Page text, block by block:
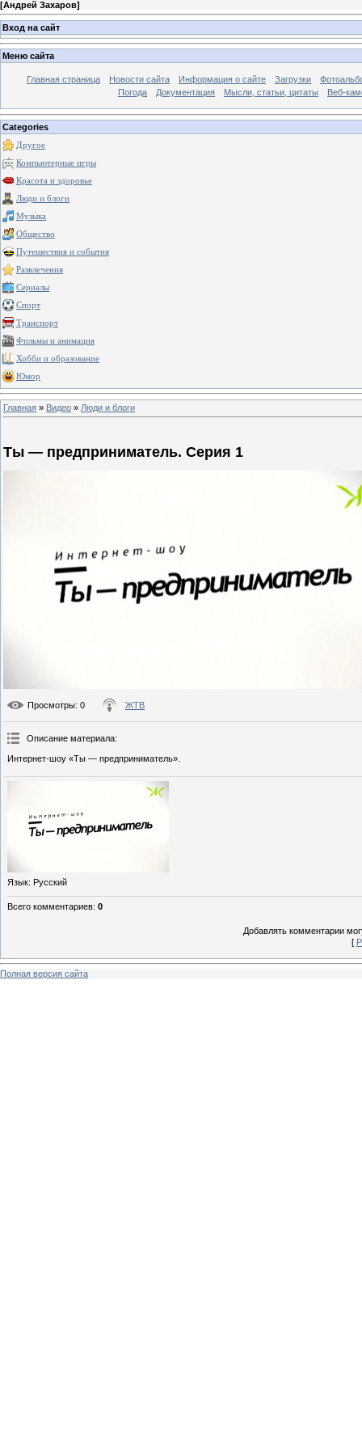
[Андрей Захаров]
Вход на сайт
Меню сайта
Главная страница Новости сайта Информация о сайте Загрузки
Погода
Документация Мысли, статьи, цитаты Веб-
Categories
Другое
Компьютерные игры
Красота и здоровье
Люди и блоги
Музыка
Общество
Путешествия и события
Развлечения
Сериалы
Спорт
Транспорт
Фильмы и анимация
Хобби и образование
Юмор
Главная » Видео » Люди и блоги
Ты — предприниматель. Серия 1
Просмотры: 0 ЖТВ
Описание материала:
Интернет-шоу «Ты — предприниматель».
Язык: Русский
Всего комментариев: 0
Добавлять комментарии
[
Полная версия сайта